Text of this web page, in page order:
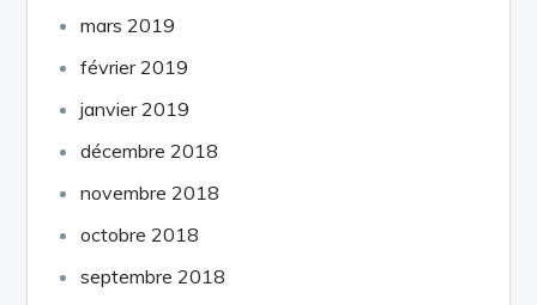
mars 2019
février 2019
janvier 2019
décembre 2018
novembre 2018
octobre 2018
septembre 2018